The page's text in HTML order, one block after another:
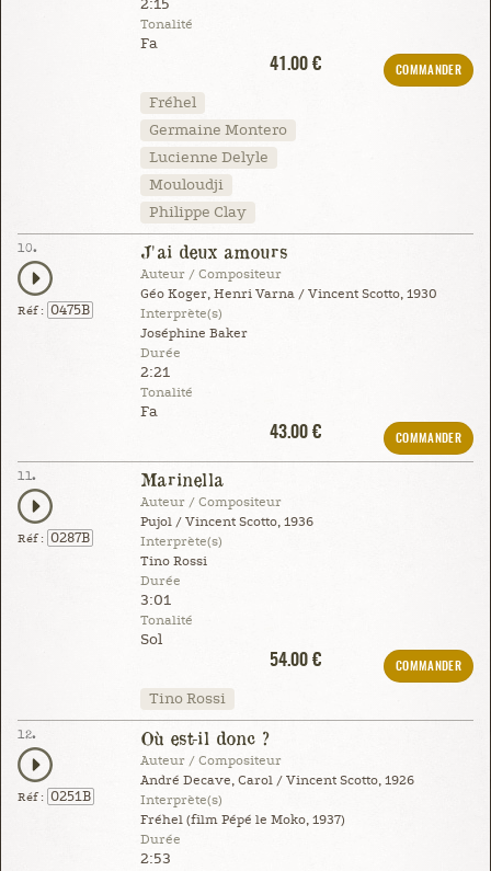
2:15
Tonalité
Fa
41.00 €
COMMANDER
Fréhel
Germaine Montero
Lucienne Delyle
Mouloudji
Philippe Clay
10.
Réf : 0475B
J'ai deux amours
Auteur / Compositeur
Géo Koger, Henri Varna / Vincent Scotto, 1930
Interprète(s)
Joséphine Baker
Durée
2:21
Tonalité
Fa
43.00 €
COMMANDER
11.
Réf : 0287B
Marinella
Auteur / Compositeur
Pujol / Vincent Scotto, 1936
Interprète(s)
Tino Rossi
Durée
3:01
Tonalité
Sol
54.00 €
COMMANDER
Tino Rossi
12.
Réf : 0251B
Où est-il donc ?
Auteur / Compositeur
André Decave, Carol / Vincent Scotto, 1926
Interprète(s)
Fréhel (film Pépé le Moko, 1937)
Durée
2:53